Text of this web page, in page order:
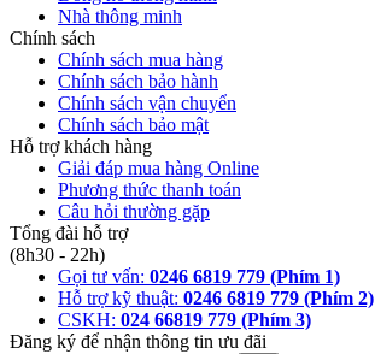
Nhà thông minh
Chính sách
Chính sách mua hàng
Chính sách bảo hành
Chính sách vận chuyển
Chính sách bảo mật
Hỗ trợ khách hàng
Giải đáp mua hàng Online
Phương thức thanh toán
Câu hỏi thường gặp
Tổng đài hỗ trợ
(8h30 - 22h)
Gọi tư vấn: 0246 6819 779 (Phím 1)
Hỗ trợ kỹ thuật: 0246 6819 779 (Phím 2)
CSKH: 024 66819 779 (Phím 3)
Đăng ký để nhận thông tin ưu đãi